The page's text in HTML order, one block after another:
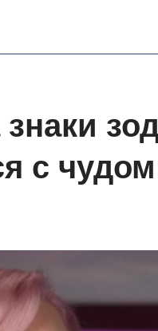
с